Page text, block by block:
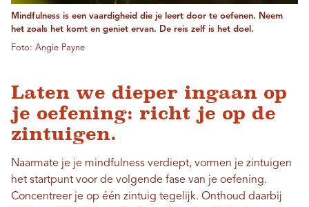
Mindfulness is een vaardigheid die je leert door te oefenen. Neem
het zoals het komt en geniet ervan. De reis zelf is het doel.
Foto: Angie Payne
Laten we dieper ingaan op
je oefening: richt je op de
zintuigen.
Naarmate je je mindfulness verdiept, vormen je zintuigen
het startpunt voor de volgende fase van je oefening.
Concentreer je op één zintuig tegelijk. Onthoud daarbij